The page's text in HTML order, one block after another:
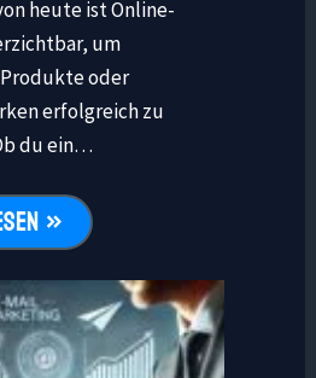
heute ist Online-
um
oder
erfolgreich zu
du ein…
»